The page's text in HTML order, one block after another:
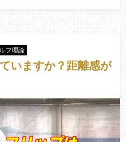
フ理論
いますか？距離感が